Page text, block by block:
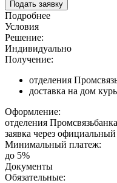
Подать заявку
Подробнее
Условия
Решение:
Индивидуально
Получение:
отделения
доставка на дом
Оформление:
отделения
заявка через официальный
Минимальный платеж:
до 5%
Документы
Обязательные: